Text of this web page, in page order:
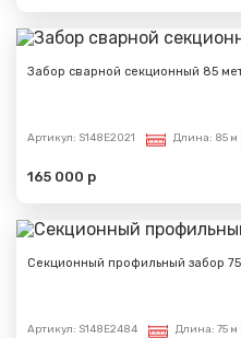
Забор сварной секционный 85
Артикул: S148E2021 Длина: 85 м
165 000 р
Секционный профильный забор
Артикул: S148E2484 Длина: 75 м